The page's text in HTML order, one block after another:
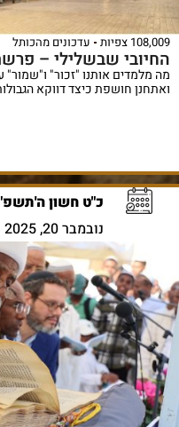
108,009 צפיות עדכונים מהכותל
החיובי שבשלילי –
מה מלמדים אותנו "זכור"
ואתחנן חושפת כיצד דווקא
כ"ט חשון
נובמבר 20, 2025